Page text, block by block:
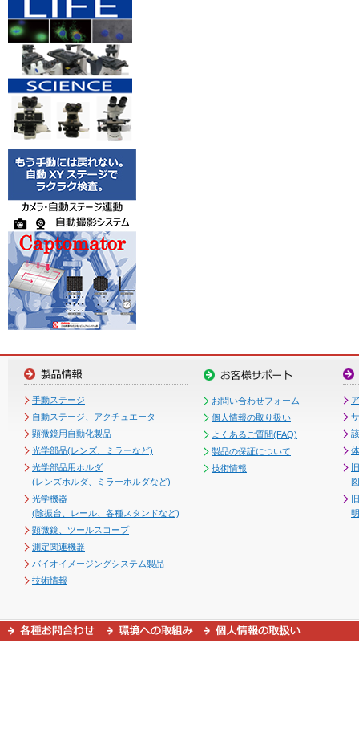
手動ステージ
自動ステージ、アクチュエータ
顕微鏡用自動化製品
光学部品(レンズ、ミラーなど)
光学部品用ホルダ
(レンズホルダ、ミラーホルダなど)
光学機器
(除振台、レール、各種スタンドなど)
顕微鏡、ツールスコープ
測定関連機器
バイオイメージングシステム製品
技術情報
お問い合わせフォーム
個人情報の取り扱い
よくあるご質問(FAQ)
製品の保証について
技術情報